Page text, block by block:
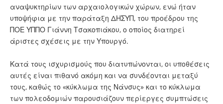
αναψυκτηρίων των αρχαιολογικών χώρων, ενώ ήταν
υποψήφια με την παράταξη ΔΗΣΥΠ, του προέδρου της
ΠΟΕ ΥΠΠΟ Γιάννη Τσακοπιάκου, ο οποίος διατηρεί
άριστες σχέσεις με την Υπουργό.
Κατά τους ισχυρισμούς που διατυπώνονται, οι υποθέσεις
αυτές είναι πιθανό ακόμη και να συνδέονται μεταξύ
τους, καθώς το «κύκλωμα της Νάνσυς» και το κύκλωμα
των πολεοδομιών παρουσιάζουν περίεργες συμπτώσεις